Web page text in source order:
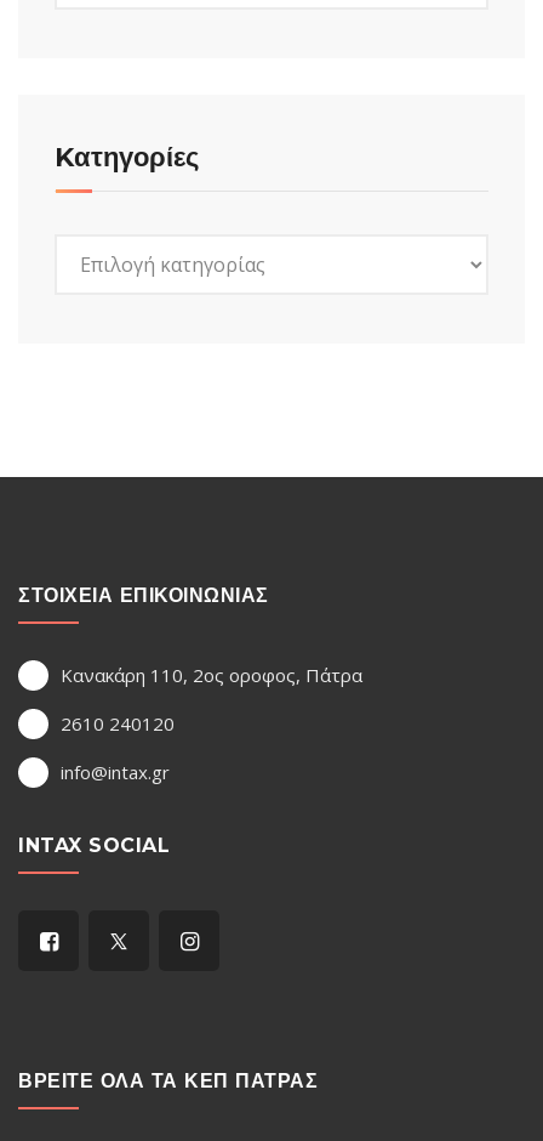
Kατηγορίες
ΣΤΟΙΧΕΙΑ ΕΠΙΚΟΙΝΩΝΙΑΣ
Κανακάρη 110, 2ος οροφος, Πάτρα
2610 240120
info@intax.gr
INTAX SOCIAL
ΒΡΕΙΤΕ ΟΛΑ ΤΑ ΚΕΠ ΠΑΤΡΑΣ